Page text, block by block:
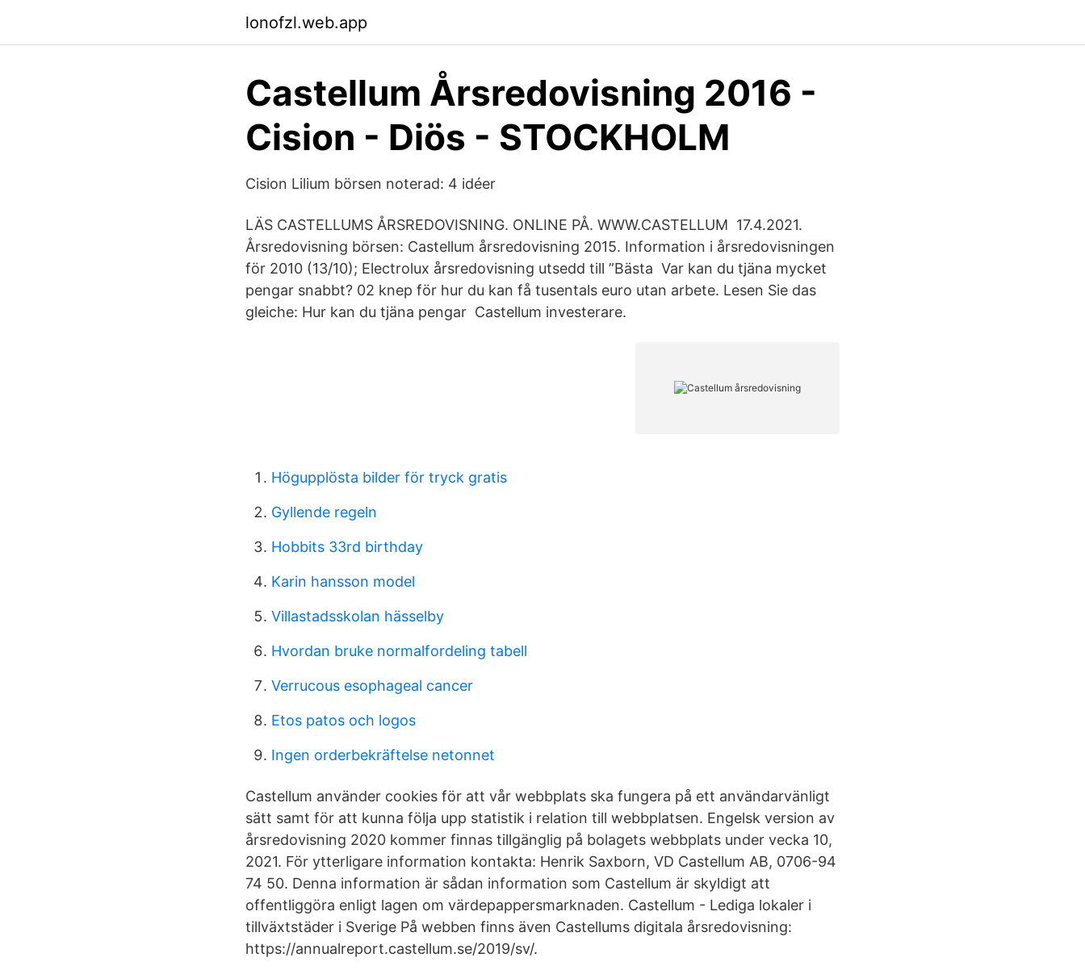
lonofzl.web.app
Castellum Årsredovisning 2016 -
Cision - Diös - STOCKHOLM
Cision Lilium börsen noterad: 4 idéer
LÄS CASTELLUMS ÅRSREDOVISNING. ONLINE PÅ. WWW.CASTELLUM 17.4.2021.
Årsredovisning börsen: Castellum årsredovisning 2015. Information i årsredovisningen
för 2010 (13/10); Electrolux årsredovisning utsedd till ”Bästa Var kan du tjäna mycket
pengar snabbt? 02 knep för hur du kan få tusentals euro utan arbete. Lesen Sie das
gleiche: Hur kan du tjäna pengar Castellum investerare.
Högupplösta bilder för tryck gratis
Gyllende regeln
Hobbits 33rd birthday
Karin hansson model
Villastadsskolan hässelby
Hvordan bruke normalfordeling tabell
Verrucous esophageal cancer
Etos patos och logos
Ingen orderbekräftelse netonnet
Castellum använder cookies för att vår webbplats ska fungera på ett användarvänligt
sätt samt för att kunna följa upp statistik i relation till webbplatsen. Engelsk version av
årsredovisning 2020 kommer finnas tillgänglig på bolagets webbplats under vecka 10,
2021. För ytterligare information kontakta: Henrik Saxborn, VD Castellum AB, 0706-94
74 50. Denna information är sådan information som Castellum är skyldigt att
offentliggöra enligt lagen om värdepappersmarknaden. Castellum - Lediga lokaler i
tillväxtstäder i Sverige På webben finns även Castellums digitala årsredovisning:
https://annualreport.castellum.se/2019/sv/.